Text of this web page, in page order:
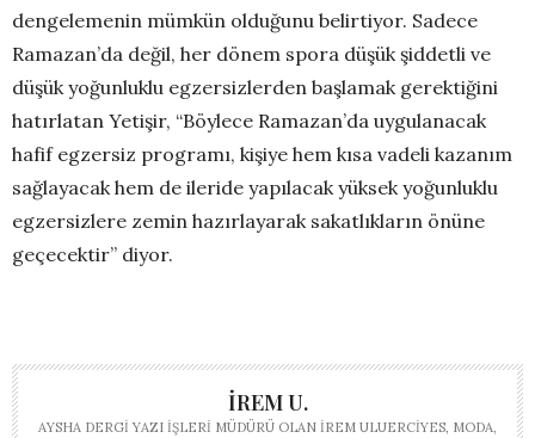
dengelemenin mümkün olduğunu belirtiyor. Sadece
Ramazan’da değil, her dönem spora düşük şiddetli ve
düşük yoğunluklu egzersizlerden başlamak gerektiğini
hatırlatan Yetişir, “Böylece Ramazan’da uygulanacak
hafif egzersiz programı, kişiye hem kısa vadeli kazanım
sağlayacak hem de ileride yapılacak yüksek yoğunluklu
egzersizlere zemin hazırlayarak sakatlıkların önüne
geçecektir” diyor.
İREM U.
AYSHA DERGI YAZI İŞLERI MÜDÜRÜ OLAN İREM ULUERCIYES, MODA,